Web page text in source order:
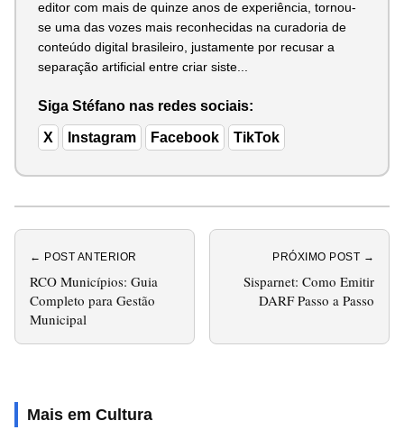
editor com mais de quinze anos de experiência, tornou-
se uma das vozes mais reconhecidas na curadoria de
conteúdo digital brasileiro, justamente por recusar a
separação artificial entre criar siste...
Siga Stéfano nas redes sociais:
X Instagram Facebook TikTok
← POST ANTERIOR
RCO Municípios: Guia
Completo para Gestão
Municipal
PRÓXIMO POST →
Sisparnet: Como Emitir
DARF Passo a Passo
Mais em Cultura